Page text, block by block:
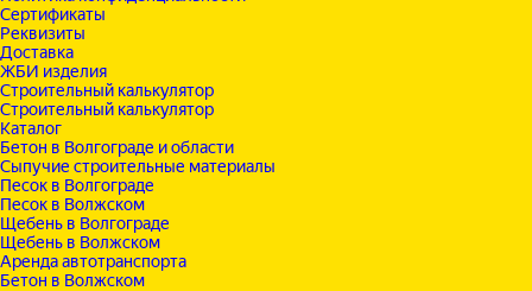
Сертификаты
Реквизиты
Доставка
ЖБИ изделия
Строительный калькулятор
Строительный калькулятор
Каталог
Бетон в Волгограде и области
Сыпучие строительные материалы
Песок в Волгограде
Песок в Волжском
Щебень в Волгограде
Щебень в Волжском
Аренда автотранспорта
Бетон в Волжском